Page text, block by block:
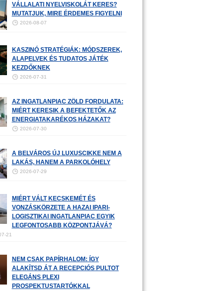
VÁLLALATI NYELVISKOLÁT KERES?
MUTATJUK, MIRE ÉRDEMES FIGYELNI
2026-08-07
KASZINÓ STRATÉGIÁK: MÓDSZEREK,
ALAPELVEK ÉS TUDATOS JÁTÉK
KEZDŐKNEK
2026-07-31
AZ INGATLANPIAC ZÖLD FORDULATA:
MIÉRT KERESIK A BEFEKTETŐK AZ
ENERGIATAKARÉKOS HÁZAKAT?
2026-07-30
A BELVÁROS ÚJ LUXUSCIKKE NEM A
LAKÁS, HANEM A PARKOLÓHELY
2026-07-29
MIÉRT VÁLT KECSKEMÉT ÉS
VONZÁSKÖRZETE A HAZAI IPARI-
LOGISZTIKAI INGATLANPIAC EGYIK
LEGFONTOSABB KÖZPONTJÁVÁ?
21
NEM CSAK PAPÍRHALOM: ÍGY
ALAKÍTSD ÁT A RECEPCIÓS PULTOT
ELEGÁNS PLEXI
PROSPEKTUSTARTÓKKAL